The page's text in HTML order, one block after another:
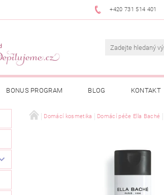
+420 731 514 401
BONUS PROGRAM BLOG KONTAKT
Domácí kosmetika Domácí péče Ella Baché